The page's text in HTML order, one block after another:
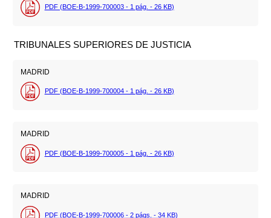
PDF (BOE-B-1999-700003 - 1 pág. - 26 KB)
TRIBUNALES SUPERIORES DE JUSTICIA
MADRID
PDF (BOE-B-1999-700004 - 1 pág. - 26 KB)
MADRID
PDF (BOE-B-1999-700005 - 1 pág. - 26 KB)
MADRID
PDF (BOE-B-1999-700006 - 2 págs. - 34 KB)